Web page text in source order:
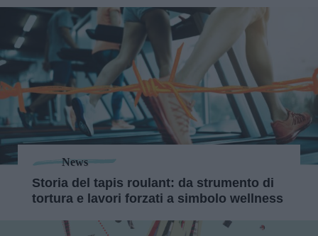
News
Storia del tapis roulant: da strumento di
tortura e lavori forzati a simbolo wellness